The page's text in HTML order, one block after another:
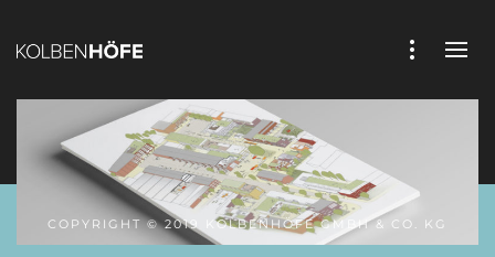
COPYRIGHT © 2019 KOLBENHÖFE GMBH & CO. KG